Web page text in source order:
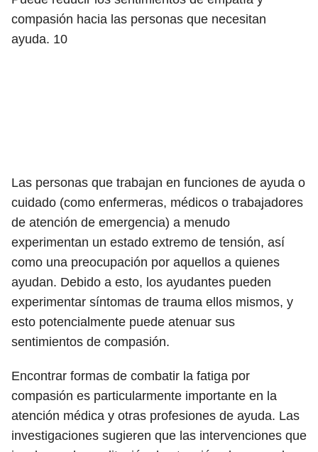
compasión hacia las personas que necesitan
ayuda. 10
Las personas que trabajan en funciones de ayuda o
cuidado (como enfermeras, médicos o trabajadores
de atención de emergencia) a menudo
experimentan un estado extremo de tensión, así
como una preocupación por aquellos a quienes
ayudan. Debido a esto, los ayudantes pueden
experimentar síntomas de trauma ellos mismos, y
esto potencialmente puede atenuar sus
sentimientos de compasión.
Encontrar formas de combatir la fatiga por
compasión es particularmente importante en la
atención médica y otras profesiones de ayuda. Las
investigaciones sugieren que las intervenciones que